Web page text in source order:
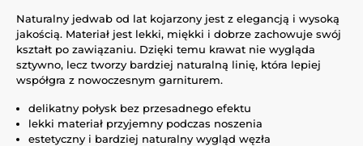
Naturalny jedwab od lat kojarzony jest z elegancją i wysoką
jakością. Materiał jest lekki, miękki i dobrze zachowuje swój
kształt po zawiązaniu. Dzięki temu krawat nie wygląda
sztywno, lecz tworzy bardziej naturalną linię, która lepiej
współgra z nowoczesnym garniturem.
delikatny połysk bez przesadnego efektu
lekki materiał przyjemny podczas noszenia
estetyczny i bardziej naturalny wygląd węzła